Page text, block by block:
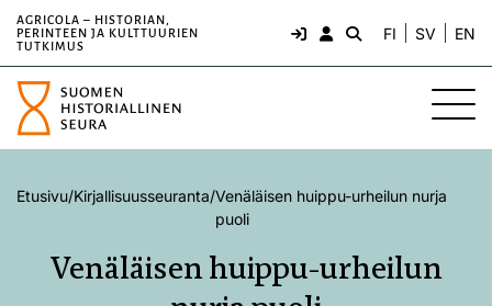
AGRICOLA – HISTORIAN,
PERINTEEN JA KULTTUURIEN
TUTKIMUS
FI SV EN
Etusivu/Kirjallisuusseuranta/Venäläisen huippu-urheilun nurja
puoli
Venäläisen huippu-urheilun